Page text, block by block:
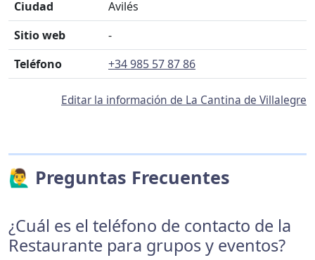
Ciudad
Avilés
Sitio web
-
Teléfono
+34 985 57 87 86
Editar la información de La Cantina de Villalegre
🙋‍♂️ Preguntas Frecuentes
¿Cuál es el teléfono de contacto de la
Restaurante para grupos y eventos?